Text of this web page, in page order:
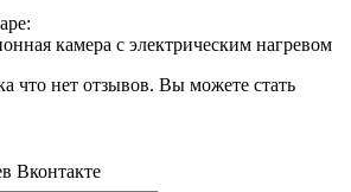
камера с электрическим нагревом
что нет отзывов. Вы можете стать
Вконтакте